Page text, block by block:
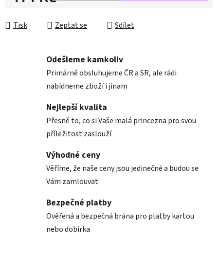
Tisk Zeptat se Sdílet
Odešleme kamkoliv
Primárně obsluhujeme ČR a SR, ale rádi
nabídneme zboží i jinam
Nejlepší kvalita
Přesně to, co si Vaše malá princezna pro svou
příležitost zaslouží
Výhodné ceny
Věříme, že naše ceny jsou jedinečné a budou se
Vám zamlouvat
Bezpečné platby
Ověřená a bezpečná brána pro platby kartou
nebo dobírka